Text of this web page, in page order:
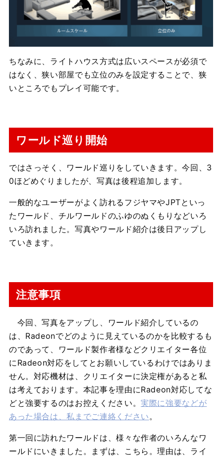
ちなみに、ライトハウス方式は広いスペースが必須で
はなく、狭い部屋でも立位のみを設定することで、狭
いところでもプレイ可能です。
ワールド巡り開始
ではさっそく、ワールド巡りをしていきます。今回、3
0ほどめぐりましたが、写真は後程追加します。
一般的なユーザーがよく訪れるフジヤマやJPTといっ
たワールド、チルワールドのふゆのぬくもりなどいろ
いろ訪れました。写真やワールド紹介は後日アップし
ていきます。
注意事項
今回、写真をアップし、ワールド紹介しているの
は、Radeonでどのように見えているのかを比較するも
のであって、ワールド製作者様などクリエイター各位
にRadeon対応をしてとお願いしているわけではありま
せん。対応機材は、クリエイターに決定権があると私
は考えております。本記事を理由にRadeon対応してな
どと強要するのはお控えください。実際に強要などが
あった場合は、私までご連絡ください 。
第一回に訪れたワールドは、様々な作者のいろんなワ
ールドにいきました。まずは、こちら。理由は、ライ